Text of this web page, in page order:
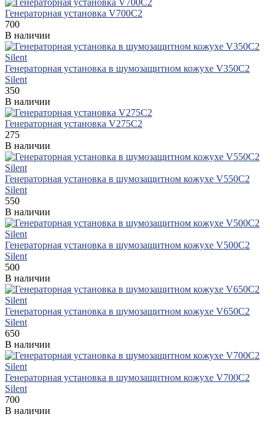
Генераторная установка V700C2
700
В наличии
Генераторная установка в шумозащитном кожухе V350C2
Silent
350
В наличии
Генераторная установка V275C2
275
В наличии
Генераторная установка в шумозащитном кожухе V550C2
Silent
550
В наличии
Генераторная установка в шумозащитном кожухе V500C2
Silent
500
В наличии
Генераторная установка в шумозащитном кожухе V650C2
Silent
650
В наличии
Генераторная установка в шумозащитном кожухе V700C2
Silent
700
В наличии